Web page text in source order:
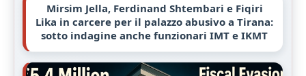
Mirsim Jella, Ferdinand Shtembari e Fiqiri
Lika in carcere per il palazzo abusivo a Tirana:
sotto indagine anche funzionari IMT e IKMT